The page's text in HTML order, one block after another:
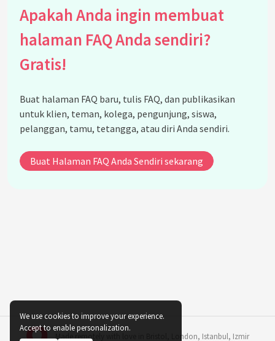
Apakah Anda ingin membuat
halaman FAQ Anda sendiri?
Gratis!
Buat halaman FAQ baru, tulis FAQ, dan publikasikan
untuk klien, teman, kolega, pengunjung, siswa,
pelanggan, tamu, tetangga, atau diri Anda sendiri.
Buat Halaman FAQ Anda Sendiri sekarang
Made remotely with love in London, Istanbul, Izmir
We use cookies to improve your experience.
Accept to enable personalization.